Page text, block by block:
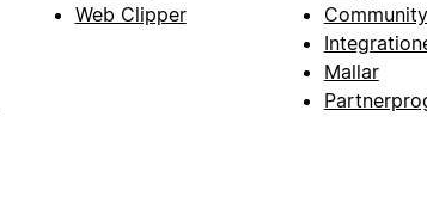
Web Clipper
Community
Mallar